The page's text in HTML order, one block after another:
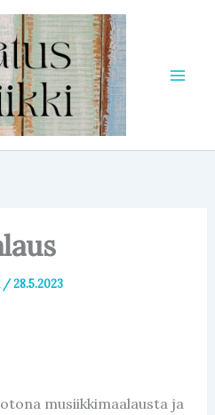
/28.5.2023
musiikkimaalausta ja